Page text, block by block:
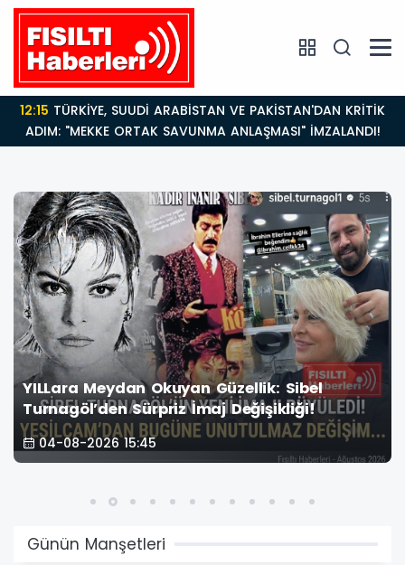
14:21BAKAN GÜRLEK’TEN TİGAD ÇALIŞTAYINDA Çarpıcı
AÇIKLAMALAR: "Pazar Günü Yeni Bir Aydınlığa
Uyanacağız"
YILLara Meydan Okuyan Güzellik: Sibel
Turnagöl’den Sürpriz İmaj Değişikliği!
04-08-2026 15:45
Günün Manşetleri